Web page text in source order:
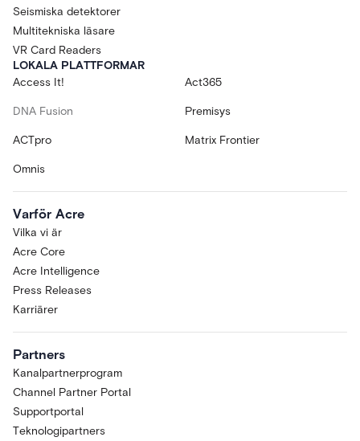
Seismiska detektorer
Multitekniska läsare
VR Card Readers
LOKALA PLATTFORMAR
Access It!
Act365
DNA Fusion Premisys
ACTpro Matrix Frontier
Omnis
Varför Acre
Vilka vi är
Acre Core
Acre Intelligence
Press Releases
Karriärer
Partners
Kanalpartnerprogram
Channel Partner Portal
Supportportal
Teknologipartners